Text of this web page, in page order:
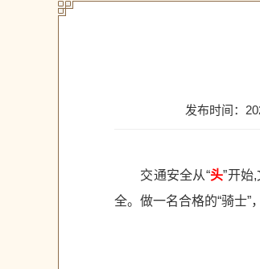
发布时间：
交通安全从“头”开始
全。做一名合格的“骑士